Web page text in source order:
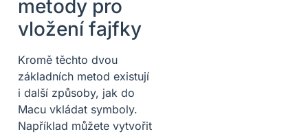
metody pro
vložení fajfky
Kromě těchto dvou
základních metod existují
i další způsoby, jak do
Macu vkládat symboly.
Například můžete vytvořit